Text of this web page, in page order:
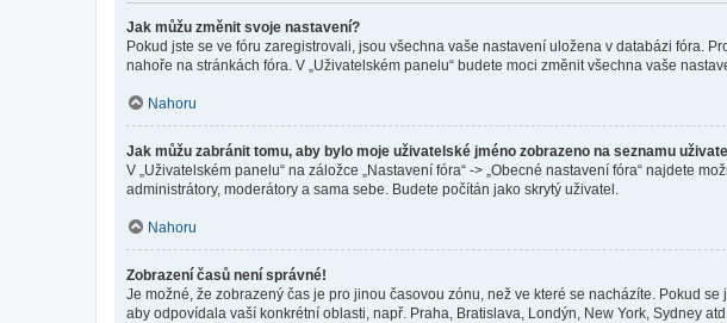
Jak můžu změnit svoje nastavení?
Pokud jste se ve fóru zaregistrovali, jsou všechna vaše nastavení uložena v databázi fóra.
nahoře na stránkách fóra. V „Uživatelském panelu“ budete moci změnit všechna vaše
Nahoru
Jak můžu zabránit tomu, aby bylo moje uživatelské jméno zobrazeno na seznamu
V „Uživatelském panelu“ na záložce „Nastavení fóra“ -> „Obecné nastavení fóra“ najdete
administrátory, moderátory a sama sebe. Budete počítán jako skrytý uživatel.
Nahoru
Zobrazení časů není správné!
Je možné, že zobrazený čas je pro jinou časovou zónu, než ve které se nacházíte. Pokud
aby odpovídala vaší konkrétní oblasti, např. Praha, Bratislava, Londýn, New York, Sydney